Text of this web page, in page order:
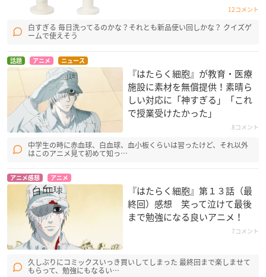
12コメント
白すぎる 毎日洗ってるのかな？それとも新品使い回しかな？ クイズゲ
ームで使えそう
話題 アニメ ニュース
『はたらく細胞』が教育・医療
施設に素材を無償提供！素晴ら
しい対応に「神すぎる」「これ
で授業受けたかった」
8コメント
中学生の時に赤血球、白血球、血小板くらいは習ったけど、それ以外
はこのアニメ見て初めて知っ…
アニメ感想 アニメ
『はたらく細胞』第１３話（最
終回）感想 笑って泣けて最後
まで勉強になる良いアニメ！
7コメント
久しぶりにコミックスいっき買いしてしまった 最終回まで楽しませて
もらって、勉強にもなるい…